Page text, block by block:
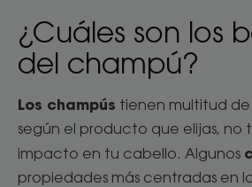
¿Cuáles son los
del champú?
Los champús tienen multitud de
según el producto que elijas, no
impacto en tu cabello. Algunos
propiedades más centradas en